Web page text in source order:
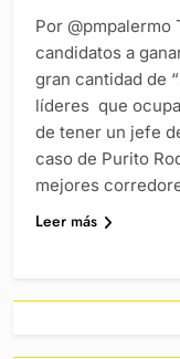
Por @pmpalermo
candidatos a
gran cantidad de
líderes que
de tener un jefe
caso de Purito
mejores
Leer más